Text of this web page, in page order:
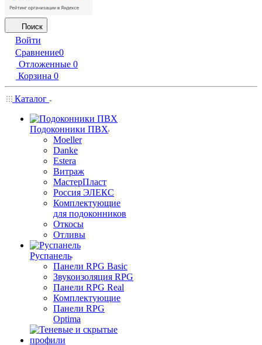
Поиск
Войти
Сравнение0
Отложенные 0
Корзина 0
Каталог
Подоконники ПВХ
Moeller
Danke
Estera
Витраж
МастерПласт
Россия ЭЛЕКС
Комплектующие
для подоконников
Откосы
Отливы
Руспанель
Панели RPG Basic
Звукоизоляция RPG
Панели RPG Real
Комплектующие
Панели RPG
Optima